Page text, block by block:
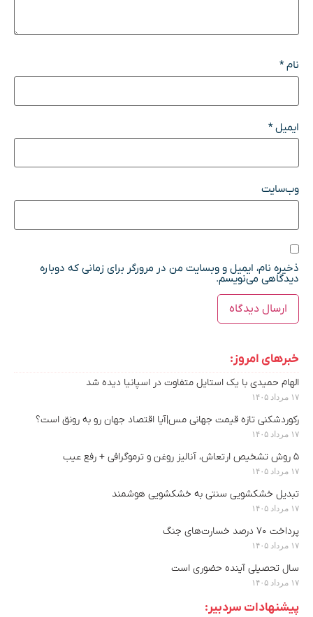
نام*
ایمیل*
وب‌سایت
ذخیره نام، ایمیل و وبسایت من در مرورگر برای زمانی که دوباره
دیدگاهی می‌نویسم.
خبرهای امروز:
الهام حمیدی با یک استایل متفاوت در اسپانیا دیده شد
۱۷ مرداد ۱۴۰۵
رکوردشکنی تازه قیمت جهانی مس|آیا اقتصاد جهان رو به رونق است؟
۱۷ مرداد ۱۴۰۵
۵ روش تشخیص ارتعاش، آنالیز روغن و ترموگرافی + رفع عیب
۱۷ مرداد ۱۴۰۵
تبدیل خشکشویی سنتی به خشکشویی هوشمند
۱۷ مرداد ۱۴۰۵
پرداخت ۷۰ درصد خسارت‌های جنگ
۱۷ مرداد ۱۴۰۵
سال تحصیلی آینده حضوری است
۱۷ مرداد ۱۴۰۵
پیشنهادات سردبیر: